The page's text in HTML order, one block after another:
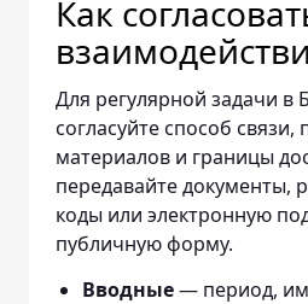
Как
Для регулярной задачи в
согласуйте способ связи,
материалов и границы
передавайте документы,
коды или электронную
публичную форму.
Вводные— период,